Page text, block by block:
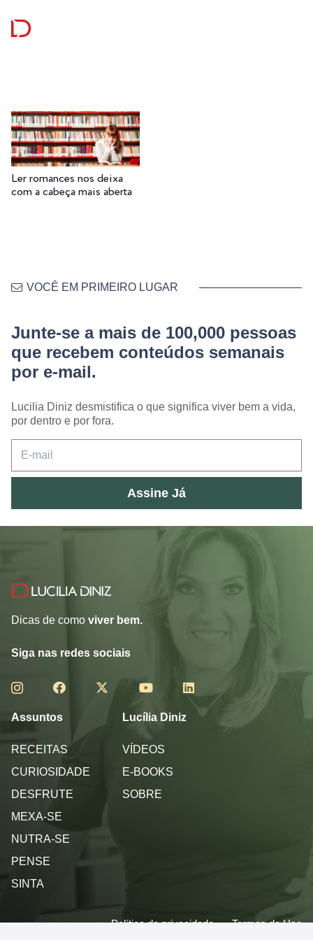
Ler romances nos deixa
com a cabeça mais aberta
VOCÊ EM PRIMEIRO LUGAR
Junte-se a mais de 100,000 pessoas
que recebem conteúdos semanais
por e-mail.
Lucilia Diniz desmistifica o que significa viver bem a vida,
por dentro e por fora.
Assine Já
Dicas de como viver bem.
Siga nas redes sociais
Assuntos
RECEITAS
CURIOSIDADE
DESFRUTE
MEXA-SE
NUTRA-SE
PENSE
SINTA
Lucília Diniz
VÍDEOS
E-BOOKS
SOBRE
Política de privacidade Termos de Uso